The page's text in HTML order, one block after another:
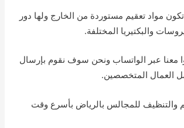
مواد تعقيم مستوردة من الخارج ولها دور
والبكتيريا المختلفة.
معنا عبر الواتساب ونحن سوف نقوم بإرسال
العمال المتخصصين.
والتنظيف للمجالس بالرياض بأسرع وقت